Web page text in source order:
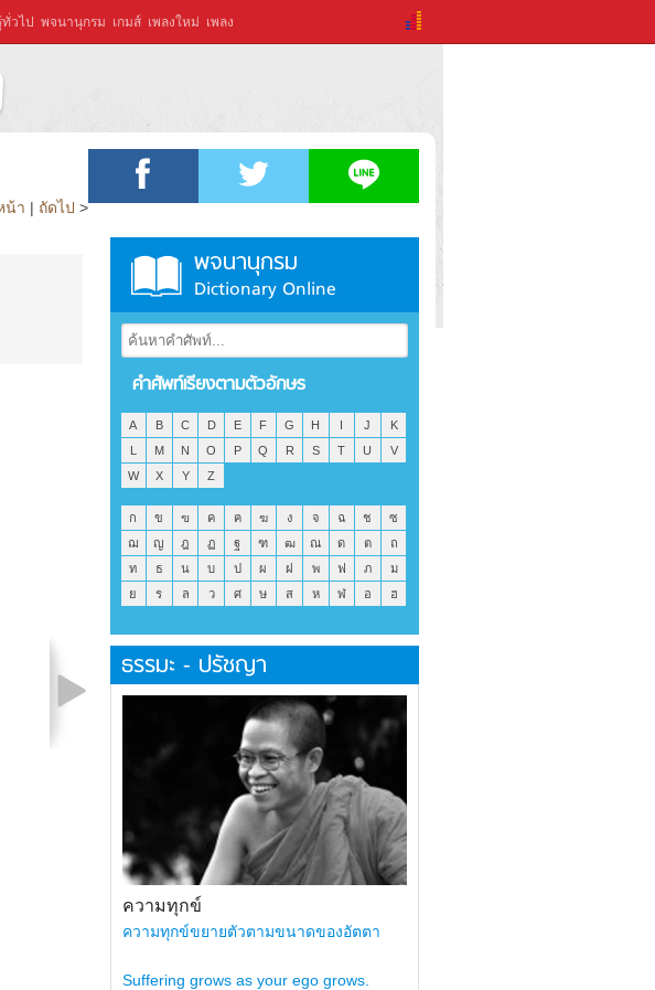
วไป พจนานุกรม เกมส์ เพลงใหม่ เพลง
น้า | ถัดไป >
พจนานุกรม
Dictionary Online
คำศัพท์เรียงตามตัวอักษร
A B C D E F G H I J
K
L
M N O P Q R S T U
V
W
X Y Z
ก ข ฃ ค ฅ ฆ ง จ ฉ ช
ซ
ฌ
ญ ฎ ฏ ฐ ฑ ฒ ณ ด ต
ถ
ท
ธ น บ ป ผ ฝ พ ฟ ภ
ม
ย
ร ล ว ศ ษ ส ห ฬ อ ฮ
ธรรมะ - ปรัชญา
ความทุกข์
ความทุกข์ขยายตัวตามขนาดของอัตตา
Suffering grows as your ego grows.